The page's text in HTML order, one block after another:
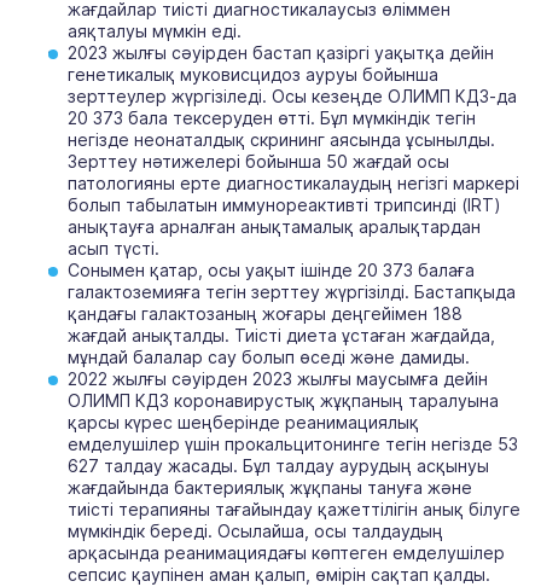
жағдайлар тиісті диагностикалаусыз өліммен
аяқталуы мүмкін еді.
2023 жылғы сәуірден бастап қазіргі уақытқа дейін
генетикалық муковисцидоз ауруы бойынша
зерттеулер жүргізіледі. Осы кезеңде ОЛИМП КДЗ-да
20 373 бала тексеруден өтті. Бұл мүмкіндік тегін
негізде неонаталдық скрининг аясында ұсынылды.
Зерттеу нәтижелері бойынша 50 жағдай осы
патологияны ерте диагностикалаудың негізгі маркері
болып табылатын иммунореактивті трипсинді (IRT)
анықтауға арналған анықтамалық аралықтардан
асып түсті.
Сонымен қатар, осы уақыт ішінде 20 373 балаға
галактоземияға тегін зерттеу жүргізілді. Бастапқыда
қандағы галактозаның жоғары деңгейімен 188
жағдай анықталды. Тиісті диета ұстаған жағдайда,
мұндай балалар сау болып өседі және дамиды.
2022 жылғы сәуірден 2023 жылғы маусымға дейін
ОЛИМП КДЗ коронавирустық жұқпаның таралуына
қарсы күрес шеңберінде реанимациялық
емделушілер үшін прокальцитонинге тегін негізде 53
627 талдау жасады. Бұл талдау аурудың асқынуы
жағдайында бактериялық жұқпаны тануға және
тиісті терапияны тағайындау қажеттілігін анық білуге
мүмкіндік береді. Осылайша, осы талдаудың
арқасында реанимациядағы көптеген емделушілер
сепсис қаупінен аман қалып, өмірін сақтап қалды.